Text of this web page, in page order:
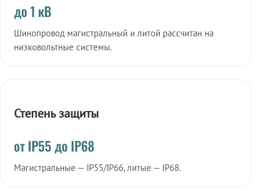
до 1 кВ
Шинопровод магистральный и литой рассчитан на
низковольтные системы.
Степень защиты
от IP55 до IP68
Магистральные — IP55/IP66, литые — IP68.